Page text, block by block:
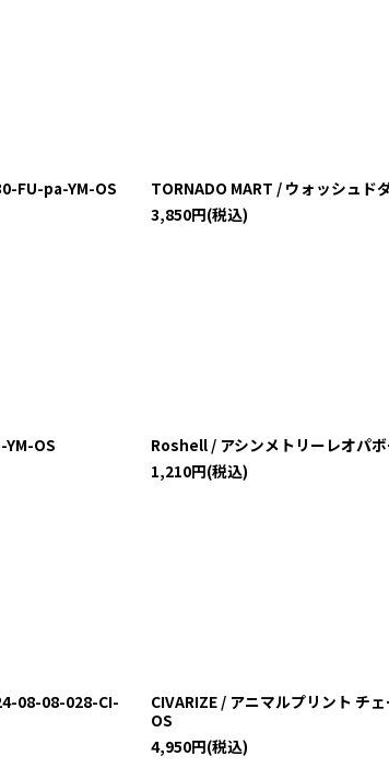
FU-pa-YM-OS
TORNADO MART / ウォッシュ
3,850円(税込)
OS
Roshell / アシンメトリーレオパ
1,210円(税込)
08-08-028-CI-
CIVARIZE / アニマルプリント チ
OS
4,950円(税込)